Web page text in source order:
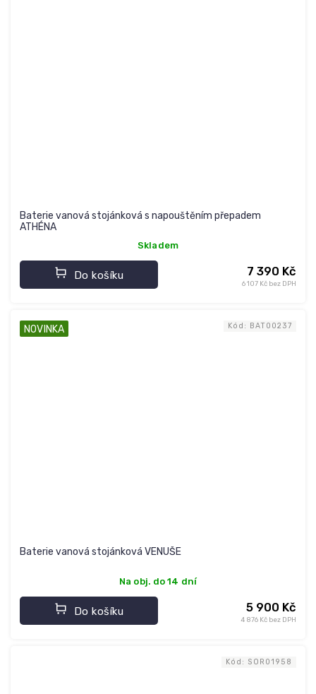
Baterie vanová stojánková s napouštěním přepadem
ATHÉNA
Skladem
6 107 Kč bez DPH
7 390 Kč
Do košíku
NOVINKA
Baterie vanová stojánková VENUŠE
Na obj. do 14 dní
4 876 Kč bez DPH
5 900 Kč
Do košíku
Kód: BAT00237
Kód: SOR01958